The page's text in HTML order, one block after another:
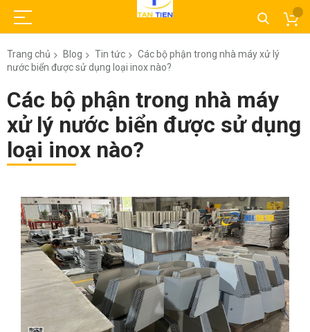
Trang chủ Blog Tin tức
Các bộ phận trong nhà máy xử lý
nước biển được sử dụng loại inox nào?
Các bộ phận trong nhà máy
xử lý nước biển được sử dụng
loại inox nào?